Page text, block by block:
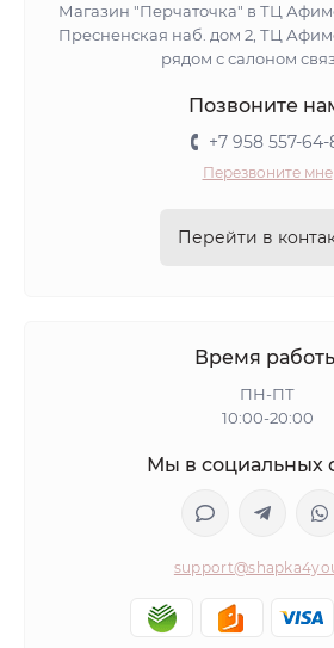
Магазин "Перчаточка" в ТЦ
Пресненская наб. дом 2, ТЦ
рядом с салоном
Позвоните
+7 958 557-64-
Перезвоните мне
Перейти в
Время
ПН-ПТ
10:00-20:00
Мы в социальных